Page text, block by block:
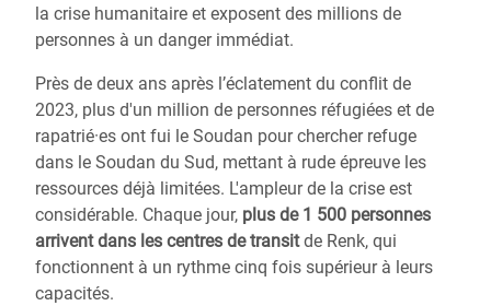
la crise humanitaire et exposent des millions de
personnes à un danger immédiat.
Près de deux ans après l’éclatement du conflit de
2023, plus d'un million de personnes réfugiées et de
rapatrié·es ont fui le Soudan pour chercher refuge
dans le Soudan du Sud, mettant à rude épreuve les
ressources déjà limitées. L'ampleur de la crise est
considérable. Chaque jour, plus de 1 500 personnes
arrivent dans les centres de transitde Renk, qui
fonctionnent à un rythme cinq fois supérieur à leurs
capacités.